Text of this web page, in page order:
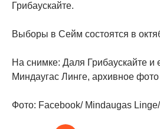
Грибаускайте.
Выборы в Сейм состоятся в
На снимке: Даля Грибаускайте и
Миндаугас Линге, архивное фото
Фото: Facebook/ Mindaugas